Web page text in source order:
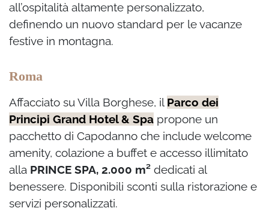
all’ospitalità altamente personalizzato,
definendo un nuovo standard per le vacanze
festive in montagna.
Roma
Affacciato su Villa Borghese, il Parco dei
Principi Grand Hotel & Spa propone un
pacchetto di Capodanno che include welcome
amenity, colazione a buffet e accesso illimitato
alla PRINCE SPA, 2.000 m² dedicati al
benessere. Disponibili sconti sulla ristorazione e
servizi personalizzati.